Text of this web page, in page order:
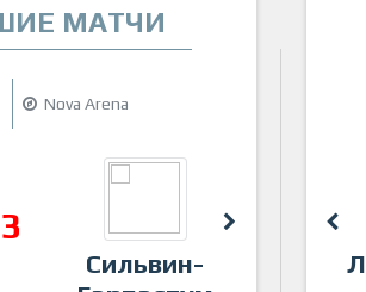
МАТЧИ
Nova Arena
Сильвин-
teamVAS